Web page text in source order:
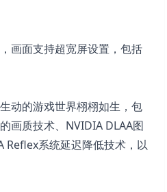
画面支持超宽屏设置，包括
动的游戏世界栩栩如生，包
画质技术、NVIDIA DLAA图
Reflex系统延迟降低技术，以